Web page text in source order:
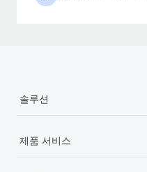
솔루션
제품 서비스